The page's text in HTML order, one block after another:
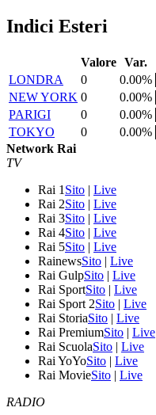
Indici Esteri
Valore Var.
LONDRA
0
0.00%
NEW YORK 0
0.00%
PARIGI
0
0.00%
TOKYO
0
0.00%
Network Rai
TV
Rai 1 Sito | Live
Rai 2Sito | Live
Rai 3Sito | Live
Rai 4Sito | Live
Rai 5Sito | Live
RainewsSito | Live
Rai GulpSito | Live
Rai SportSito | Live
Rai Sport 2Sito | Live
Rai StoriaSito | Live
Rai PremiumSito | Live
Rai ScuolaSito | Live
Rai YoYoSito | Live
Rai MovieSito | Live
RADIO